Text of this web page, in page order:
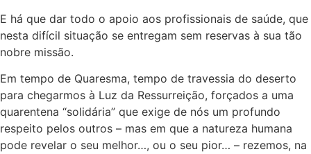
E há que dar todo o apoio aos profissionais de saúde, que
nesta difícil situação se entregam sem reservas à sua tão
nobre missão.
Em tempo de Quaresma, tempo de travessia do deserto
para chegarmos à Luz da Ressurreição, forçados a uma
quarentena “solidária” que exige de nós um profundo
respeito pelos outros – mas em que a natureza humana
pode revelar o seu melhor…, ou o seu pior… – rezemos, na